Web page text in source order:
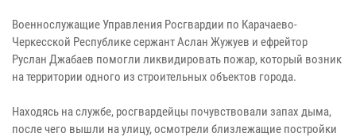
Военнослужащие Управления Росгвардии по Карачаево-
Черкесской Республике сержант Аслан Жужуев и ефрейтор
Руслан Джабаев помогли ликвидировать пожар, который возник
на территории одного из строительных объектов города.
Находясь на службе, росгвардейцы почувствовали запах дыма,
после чего вышли на улицу, осмотрели близлежащие постройки